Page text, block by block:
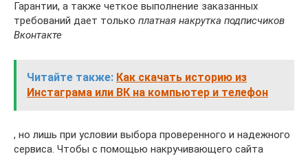
Гарантии, а также четкое выполнение заказанных
требований дает только платная накрутка подписчиков
Вконтакте
Читайте также: Как скачать историю из
Инстаграма или ВК на компьютер и телефон
, но лишь при условии выбора проверенного и надежного
сервиса. Чтобы с помощью накручивающего сайта